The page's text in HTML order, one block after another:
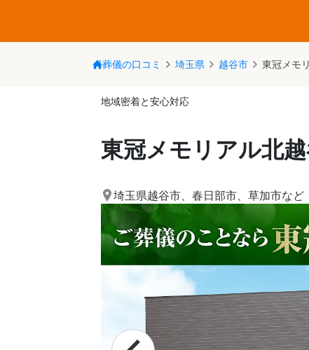
葬儀の口コミ 埼玉県 越谷市 東冠メモ
地域密着と安心対応
東冠メモリアル北
埼玉県越谷市、 春日部市、 草加市など